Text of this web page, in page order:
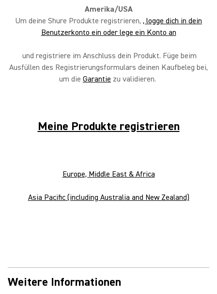
GLXD6+ Pedalboard-Empfänger
Amerika/USA
Um deine Shure Produkte registrieren, , logge dich in dein
Benutzerkonto ein oder lege ein Konto an
und registriere im Anschluss dein Produkt. Füge beim
Ausfüllen des Registrierungsformulars deinen Kaufbeleg bei,
um die Garantie zu validieren.
Meine Produkte registrieren
Europe, Middle East & Africa
Asia Pacific (including Australia and New Zealand)
Weitere Informationen